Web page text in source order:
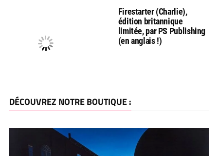
Firestarter (Charlie),
édition britannique
limitée, par PS Publishing
(en anglais !)
DÉCOUVREZ NOTRE BOUTIQUE :